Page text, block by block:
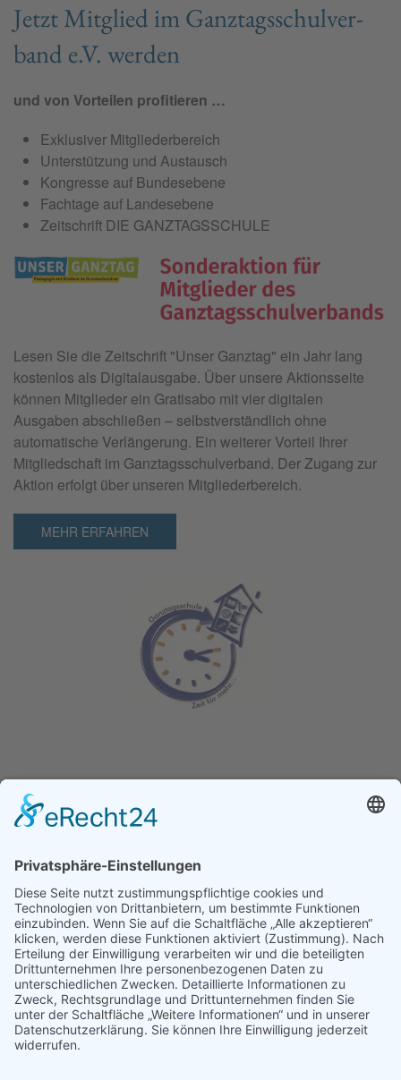
Jetzt Mit­glied im Ganz­tags­schul­ver­
band e.V. wer­den
und von Vorteilen profitieren …
Exklusiver Mitgliederbereich
Unterstützung und Austausch
Kongresse auf Bundesebene
Fachtage auf Landesebene
Zeitschrift DIE GANZTAGSSCHULE
Lesen Sie die Zeitschrift "Unser Ganztag" ein Jahr lang
kostenlos als Digitalausgabe. Über unsere Aktionsseite
können Mitglieder ein Gratisabo mit vier digitalen
Ausgaben abschließen – selbstverständlich ohne
automatische Verlängerung. Ein weiterer Vorteil Ihrer
Mitgliedschaft im Ganztagsschulverband. Der Zugang zur
Aktion erfolgt über unseren Mitgliederbereich.
MEHR ERFAHREN
Ganz­tag­sschul­ver­band e.V.
04277 Leipzig
E-Mail:buelau@ganztagsschulverband.de